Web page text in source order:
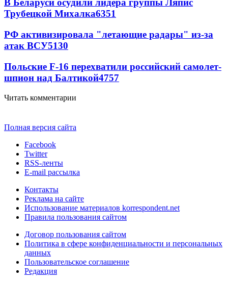
В Беларуси осудили лидера группы Ляпис
Трубецкой Михалка6351
РФ активизировала "летающие радары" из-за
атак ВСУ5130
Польские F-16 перехватили российский самолет-
шпион над Балтикой4757
Читать комментарии
Полная версия сайта
Facebook
Twitter
RSS-ленты
E-mail рассылка
Контакты
Реклама на сайте
Использование материалов korrespondent.net
Правила пользования сайтом
Договор пользования сайтом
Политика в сфере конфиденциальности и персональных
данных
Пользовательское соглашение
Редакция